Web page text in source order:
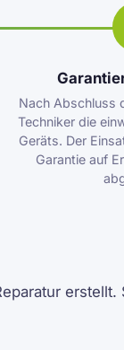
Nach Abschluss
Techniker die
Geräts. Der
Garantie auf
erstellt.